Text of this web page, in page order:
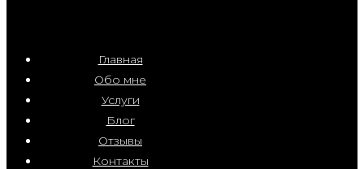
Главная
Обо мне
Услуги
Блог
Отзывы
Контакты